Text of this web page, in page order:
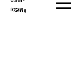
Whatsapp Yardım
Giriş